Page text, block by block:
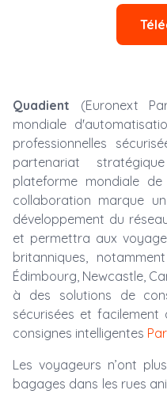
Quadient (Euronext
mondiale
professionnelles
partenariat
plateforme mondiale
collaboration marque
développement du
et permettra aux
britanniques,
Édimbourg, Newcastle,
à des solutions de
sécurisées et facilement
consignes intelligentes
Les voyageurs n’ont
bagages dans les rues